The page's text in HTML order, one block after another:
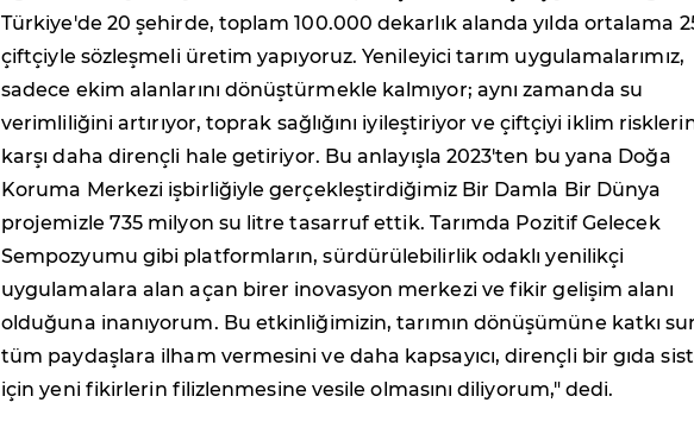
Türkiye'de 20 şehirde, toplam 100.000 dekarlık alanda yılda ortalama
çiftçiyle sözleşmeli üretim yapıyoruz. Yenileyici tarım uygulamalarımız,
sadece ekim alanlarını dönüştürmekle kalmıyor; aynı zamanda su
verimliliğini artırıyor, toprak sağlığını iyileştiriyor ve çiftçiyi iklim
karşı daha dirençli hale getiriyor. Bu anlayışla 2023'ten bu yana Doğa
Koruma Merkezi işbirliğiyle gerçekleştirdiğimiz Bir Damla Bir Dünya
projemizle 735 milyon su litre tasarruf ettik. Tarımda Pozitif Gelecek
Sempozyumu gibi platformların, sürdürülebilirlik odaklı yenilikçi
uygulamalara alan açan birer inovasyon merkezi ve fikir gelişim alanı
olduğuna inanıyorum. Bu etkinliğimizin, tarımın dönüşümüne katkı
tüm paydaşlara ilham vermesini ve daha kapsayıcı, dirençli bir gıda
için yeni fikirlerin filizlenmesine vesile olmasını diliyorum," dedi.